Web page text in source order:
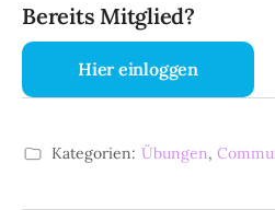
Bereits Mitglied?
Hier einloggen
Kategorien: Übungen,